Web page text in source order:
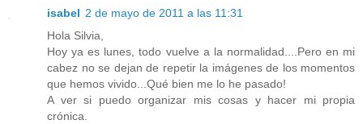
isabel 2 de mayo de 2011 a las 11:31
Hola Silvia,
Hoy ya es lunes, todo vuelve a la normalidad....Pero en mi
cabez no se dejan de repetir la imágenes de los momentos
que hemos vivido...Qué bien me lo he pasado!
A ver si puedo organizar mis cosas y hacer mi propia
crónica.